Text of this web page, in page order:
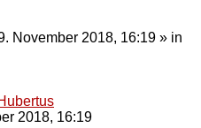
November 2018, 16:19 » in
2018, 16:19